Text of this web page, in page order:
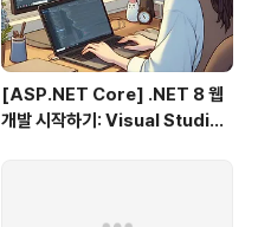
[ASP.NET Core] .NET 8 웹
개발 시작하기: Visual Studio